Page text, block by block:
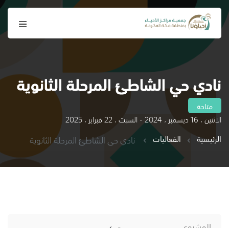
نادي حي الشاطئ المرحلة الثانوية
متاحة
الاثنين ، 16 ديسمبر ، 2024 - السبت ، 22 فبراير ، 2025
الرئيسية
الفعاليات نادي حي الشاطئ المرحلة الثانوية